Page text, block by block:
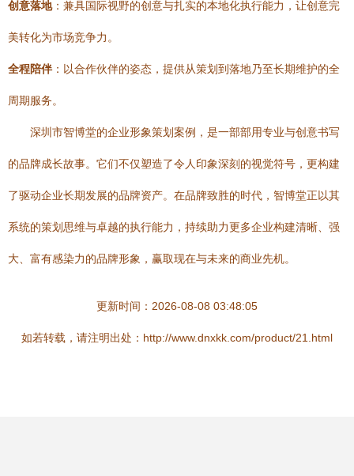
创意落地：兼具国际视野的创意与扎实的本地化执行能力，让创意完
美转化为市场竞争力。
全程陪伴：以合作伙伴的姿态，提供从策划到落地乃至长期维护的全
周期服务。
深圳市智博堂的企业形象策划案例，是一部部用专业与创意书写
的品牌成长故事。它们不仅塑造了令人印象深刻的视觉符号，更构建
了驱动企业长期发展的品牌资产。在品牌致胜的时代，智博堂正以其
系统的策划思维与卓越的执行能力，持续助力更多企业构建清晰、强
大、富有感染力的品牌形象，赢取现在与未来的商业先机。
更新时间：2026-08-08 03:48:05
如若转载，请注明出处：http://www.dnxkk.com/product/21.html